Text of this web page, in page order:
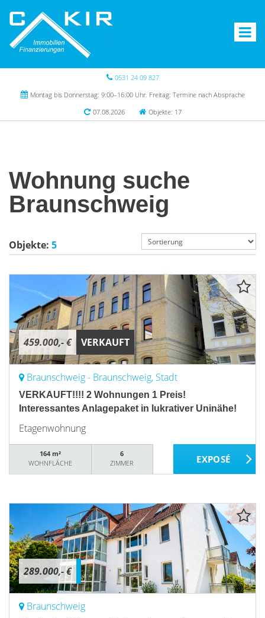
0531 24 09 827
Montag bis Donnerstag: 9:00–16:00 Uhr. Freitag: Termine nach Absprache
07.08.2026
Objekte: 17
Wohnung suche
Braunschweig
Objekte: 5
459.000,- € VERKAUFT
Braunschweig - Braunschweig, Stadt
VERKAUFT!!!! 2 Wohnungen 1 Preis!
Interessantes Anlagepaket in lukrativer Uninähe!
Etagenwohnung
164 m²
WOHNFLÄCHE
6
ZIMMER
289.000,- €
Braunschweig